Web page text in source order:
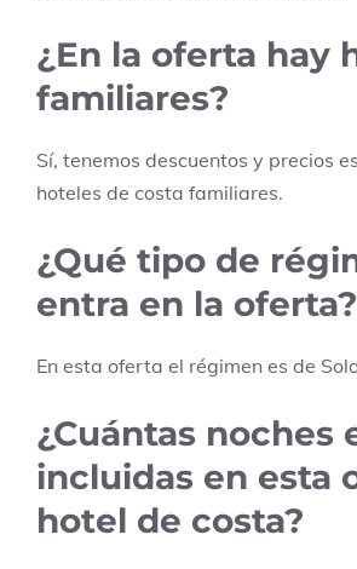
¿En la oferta hay
familiares?
Sí, tenemos descuentos y precios
hoteles de costa familiares.
¿Qué tipo de
entra en la oferta?
En esta oferta el régimen es de
¿Cuántas noches
incluidas en esta
hotel de costa?